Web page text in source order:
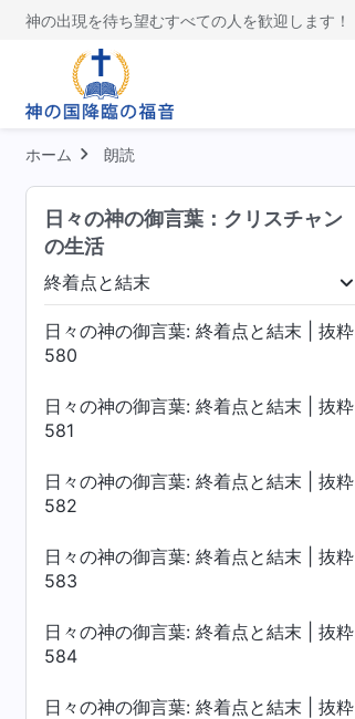
神の出現を待ち望むすべての人を歓迎します！
ホーム 朗読
日々の神の御言葉：クリスチャン
の生活
終着点と結末
いのちへの入り 終着点と結末
日々の神の御言葉: 終着点と結末 | 抜粋
580
日々の神の御言葉: 終着点と結末 | 抜粋
581
日々の神の御言葉: 終着点と結末 | 抜粋
582
日々の神の御言葉: 終着点と結末 | 抜粋
583
日々の神の御言葉: 終着点と結末 | 抜粋
584
日々の神の御言葉: 終着点と結末 | 抜粋